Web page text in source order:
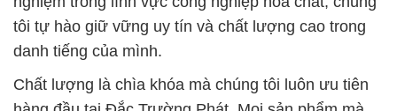
chúng tôi cung cấp đều phải trải qua quy trình kiểm
tra chặt chẽ để đảm bảo đáp ứng hoặc thậm chí
vượt qua các tiêu chuẩn chất lượng nghiêm ngặt
nhất. Sự lựa chọn nguồn nguyên liệu chất lượng